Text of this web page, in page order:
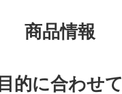
商品情報
目的に合わせて